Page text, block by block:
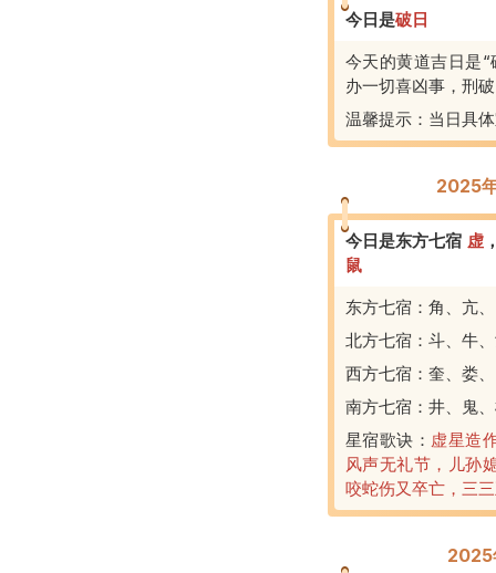
今日是破 日
今天的黄道吉日是
办一切喜凶事，刑
温馨提示：当日具
2025
今日是东方七宿 虚
鼠
东方七宿：角、亢
北方七宿：斗、牛
西方七宿：奎、娄
南方七宿：井、鬼
星宿歌诀： 虚星造
风声无礼节，儿孙
咬蛇伤又卒亡，三
2025